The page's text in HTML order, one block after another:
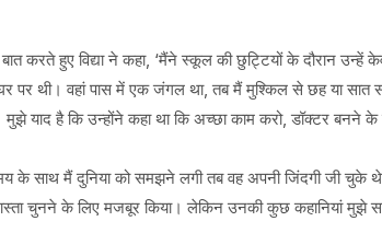
बात करते हुए विद्या ने कहा, ‘मैंने स्कूल की छुट्टियों के दौरान
पर थी। वहां पास में एक जंगल था, तब मैं मुश्किल से छह या
याद है कि उन्होंने कहा था कि अच्छा काम करो, डॉक्टर बनने
के साथ मैं दुनिया को समझने लगी तब वह अपनी जिंदगी जी चुके
चुनने के लिए मजबूर किया। लेकिन उनकी कुछ कहानियां मुझे